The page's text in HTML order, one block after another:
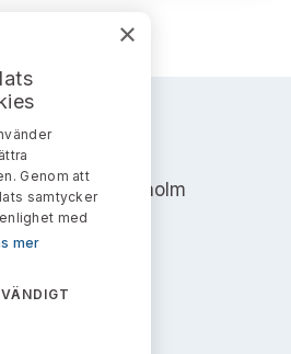
103 90 Stockholm
×
Genom att
samtycker
med
mer